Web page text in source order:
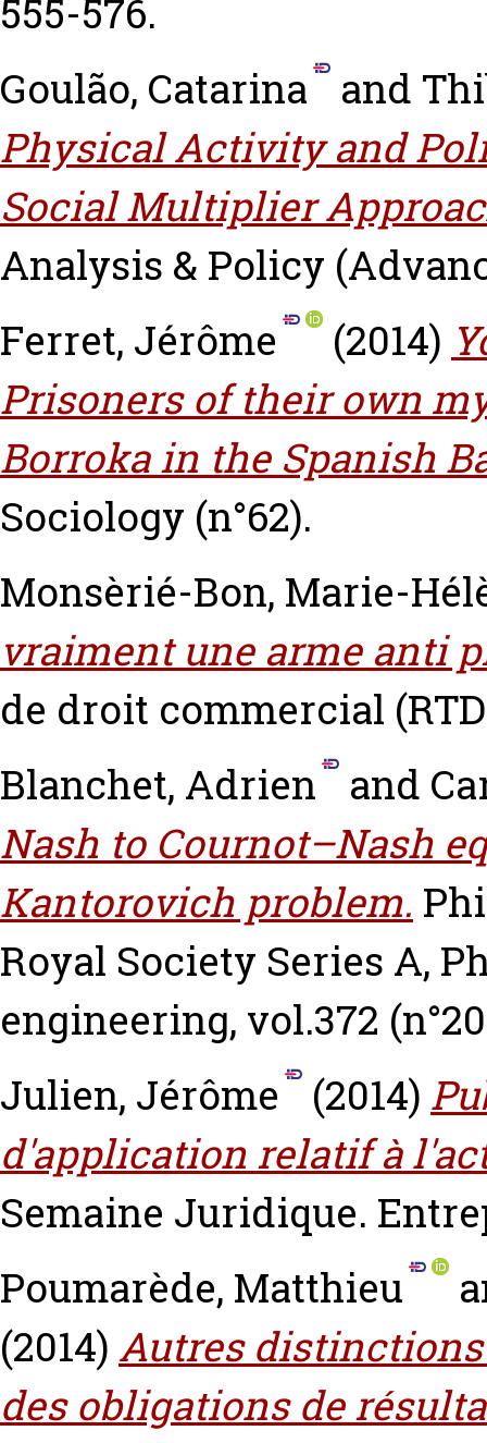
555-576.
Goulão, Catarina
and
Physical Activity and
Social Multiplier
Analysis & Policy
Ferret, Jérôme
(2014)
Prisoners of their own
Borroka in the Spanish
Sociology (n°62).
Monsèrié-Bon, Marie-
vraiment une arme anti
de droit commercial
Blanchet, Adrien
and
Nash to Cournot–Nash
Kantorovich problem.
Royal Society Series A,
engineering, vol.372
Julien, Jérôme
(2014)
d'application relatif à
Semaine Juridique.
Poumarède, Matthieu
(2014) Autres
des obligations de